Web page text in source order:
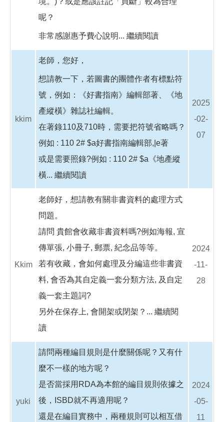
呢？
非常感謝惠予費心說明... 繼續閱讀
kkim
老師，您好，
想請教一下，若圖書的團體作者有標點符
號，例如：《好書指南》編輯部著、《地
產縱橫》雜誌社編輯。
在著錄110及710時，需要把符號省略嗎？
例如 : 110 2# $a好書指南編輯部,|e著
或是需要照錄?例如 : 110 2# $a《地產縱
橫... 繼續閱讀
2025
-02-
07
Kkim
老師好，想請教有關非書資料的處理方式
問題。
請問 貴館會收藏非書資料嗎?例如海報, 宣
傳單張, 小冊子, 郵票, 紀念品等等。
若有收藏，會如何處理及分編這些非書資
料, 會否為其自定義一套分類方法, 及自定
義一套主題詞?
另外在保存上, 會開架或閉架？... 繼續閱
讀
2024
-11-
28
yuki
請問兩種編目規則是什麼關係呢？又有什
麼不一樣的地方呢？
是否當採用RDA為本館的編目規則依據之
後，ISBD就不再適用呢？
還是在編目實務中，兩種規則可以相互借
2024
-05-
11